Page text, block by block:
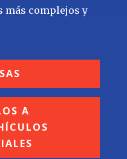
más complejos y
A